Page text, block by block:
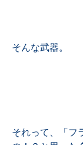
そんな武器。
それって、「フ